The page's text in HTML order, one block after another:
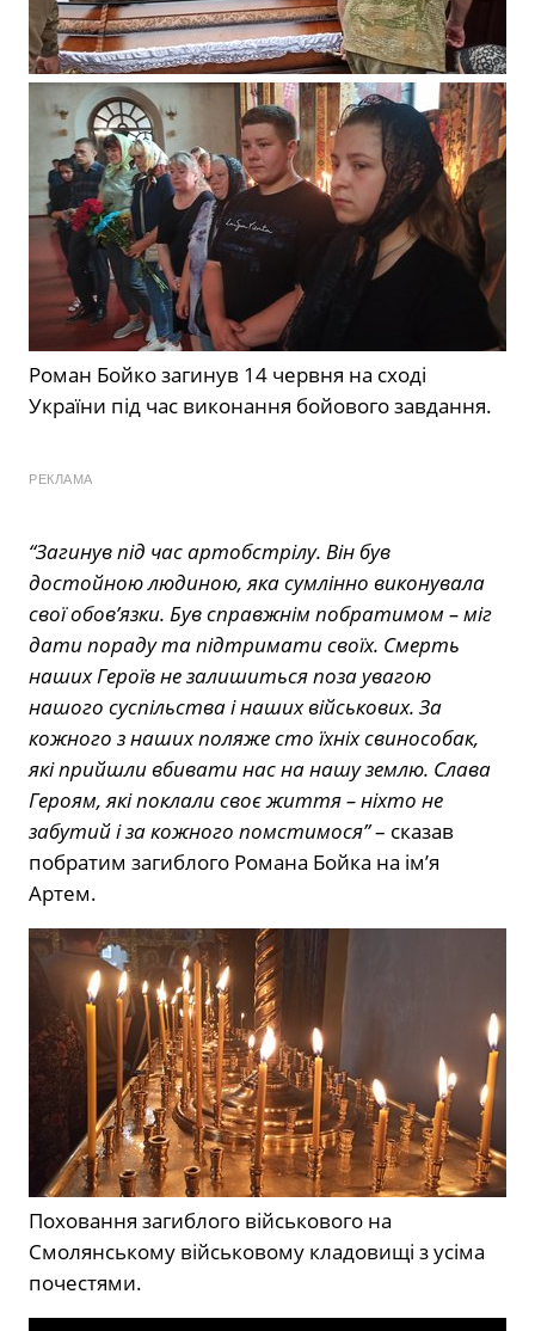
Роман Бойко загинув 14 червня на сході
України під час виконання бойового завдання.
РЕКЛАМА
“Загинув під час артобстрілу. Він був
достойною людиною, яка сумлінно виконувала
свої обов’язки. Був справжнім побратимом – міг
дати пораду та підтримати своїх. Смерть
наших Героїв не залишиться поза увагою
нашого суспільства і наших військових. За
кожного з наших поляже сто їхніх свинособак,
які прийшли вбивати нас на нашу землю. Слава
Героям, які поклали своє життя – ніхто не
забутий і за кожного помстимося”– сказав
побратим загиблого Романа Бойка на ім’я
Артем.
Поховання загиблого військового на
Смолянському військовому кладовищі з усіма
почестями.